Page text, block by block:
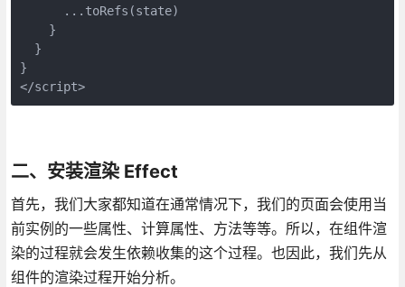
      ...toRefs(state)
    }
  }
}
</script>
二、安装渲染 Effect
首先，我们大家都知道在通常情况下，我们的页面会使用当
前实例的一些属性、计算属性、方法等等。所以，在组件渲
染的过程就会发生依赖收集的这个过程。也因此，我们先从
组件的渲染过程开始分析。